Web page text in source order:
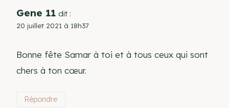
Gene 11 dit :
20 juillet 2021 à 18h37
Bonne fête Samar à toi et à tous ceux qui sont
chers à ton cœur.
Répondre